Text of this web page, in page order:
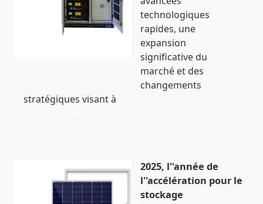
technologiques
rapides, une
expansion
significative du
marché et des
changements
stratégiques visant à
2025, l''année de
l''accélération pour le
stockage